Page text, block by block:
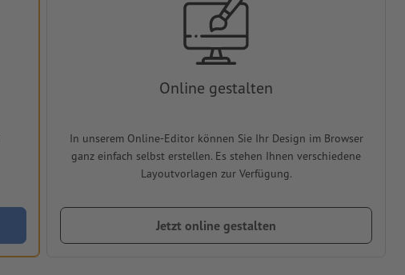
Online gestalten
In unserem Online-Editor können Sie Ihr Design im Browser
ganz einfach selbst erstellen. Es stehen Ihnen verschiedene
Layoutvorlagen zur Verfügung.
Jetzt online gestalten